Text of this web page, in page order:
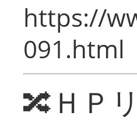
https://
091.html
🔀ＨＰ